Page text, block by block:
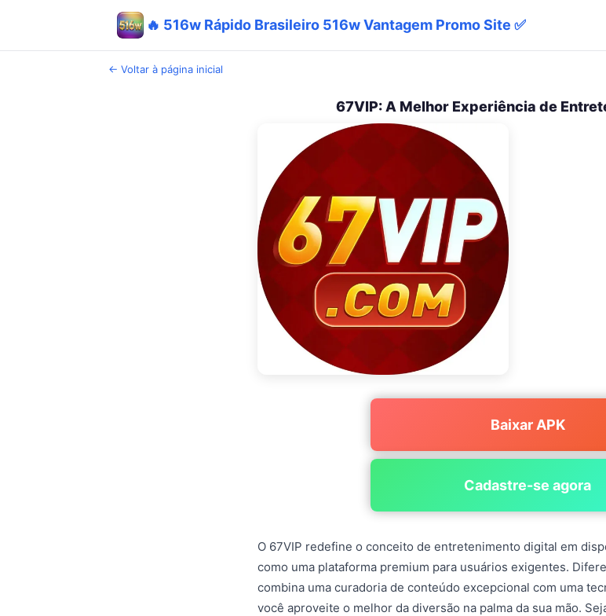
🔥 516w Rápido Brasileiro 516w Vantagem Promo Site ✅
← Voltar à página inicial
67VIP: A Melhor Experiência de
Baixar APK
Cadastre-se agora
O 67VIP redefine o conceito de entretenimento digital em
como uma plataforma premium para usuários exigentes.
combina uma curadoria de conteúdo excepcional com uma
você aproveite o melhor da diversão na palma da sua mão.